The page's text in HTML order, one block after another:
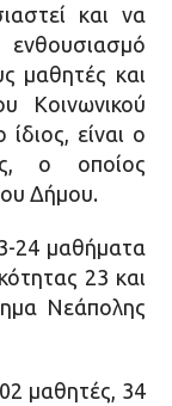
και να
μαθητές και
Κοινωνικού
είναι ο
ο οποίος
Δήμου.
24 μαθήματα
23 και
Νεάπολης
μαθητές, 34